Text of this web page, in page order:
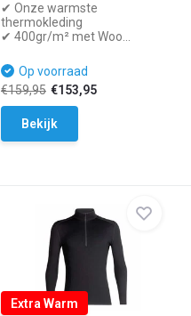
✔ Onze warmste
thermokleding
✔ 400gr/m² met Woo...
Op voorraad
€159,95 €153,95
Bekijk
Extra Warm